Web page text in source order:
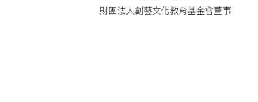
財團法人創藝文化教育基金會董事